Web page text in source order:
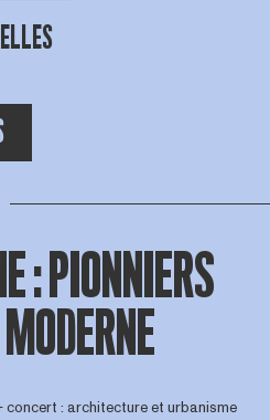
: PIONNIERS
: architecture et urbanisme